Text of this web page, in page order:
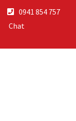
0941 854 757
Chat